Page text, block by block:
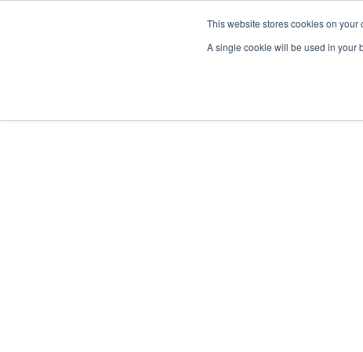
This website stores cookies on your
A single cookie will be used in your